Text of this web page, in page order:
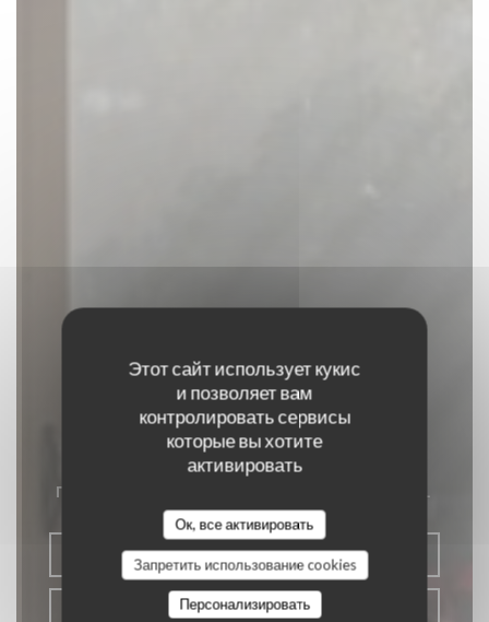
Этот сайт использует кукис
и позволяет вам
контролировать сервисы
которые вы хотите
активировать
Ок, все активировать
Запретить использование cookies
Персонализировать
L'ATELIER PIZZA
ПИЦЦЕРИЯ
ЗАБРОНИРОВАТЬ СТОЛИК
НАВЫНОС